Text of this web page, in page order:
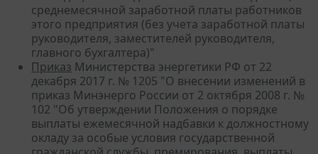
среднемесячной заработной платы работников
этого предприятия (без учета заработной платы
руководителя, заместителей руководителя,
главного бухгалтера)"
Приказ Министерства энергетики РФ от 22
декабря 2017 г. № 1205 "О внесении изменений в
приказ Минэнерго России от 2 октября 2008 г. №
102 "Об утверждении Положения о порядке
выплаты ежемесячной надбавки к должностному
окладу за особые условия государственной